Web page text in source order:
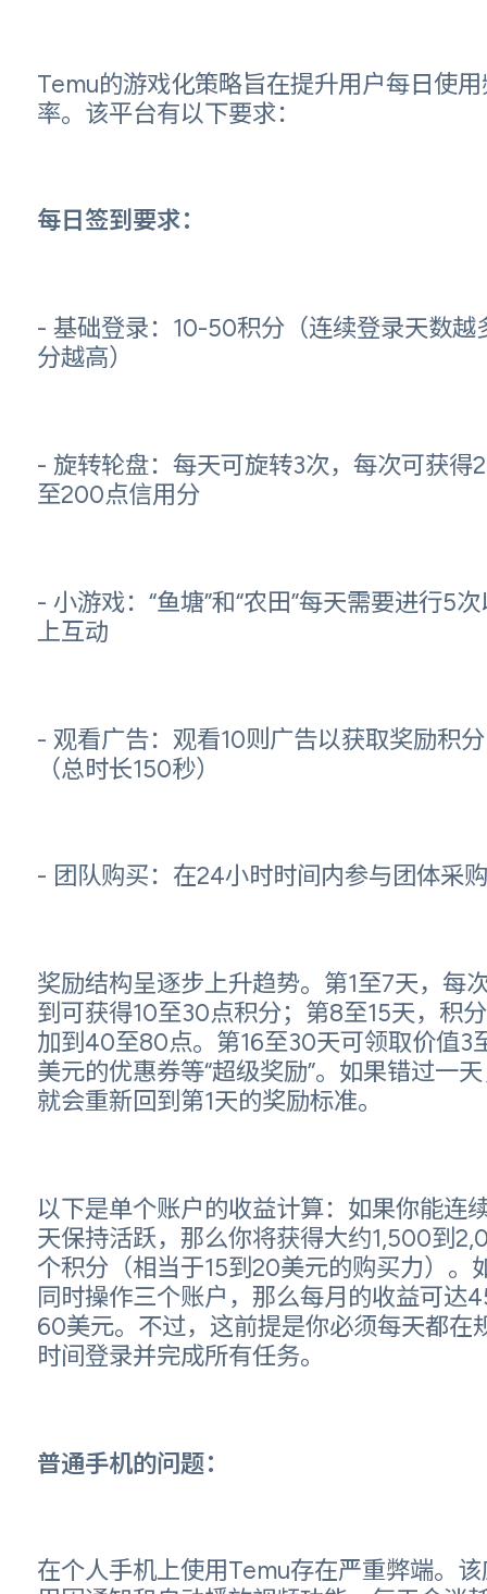
Temu的游戏化策略旨在提升用户每日使用
率。该平台有以下要求：
每日签到要求：
- 基础登录：10-50积分（连续登录天数越
分越高）
- 旋转轮盘：每天可旋转3次，每次可获得
至200点信用分
- 小游戏：“鱼塘”和“农田”每天需要进行5次
上互动
- 观看广告：观看10则广告以获取奖励积分
（总时长150秒）
- 团队购买：在24小时时间内参与团体采购
奖励结构呈逐步上升趋势。第1至7天，每
到可获得10至30点积分；第8至15天，积
加到40至80点。第16至30天可领取价值3
美元的优惠券等“超级奖励”。如果错过一
就会重新回到第1天的奖励标准。
以下是单个账户的收益计算：如果你能连
天保持活跃，那么你将获得大约1,500到
个积分（相当于15到20美元的购买力）。
同时操作三个账户，那么每月的收益可达
60美元。不过，这前提是你必须每天都在
时间登录并完成所有任务。
普通手机的问题：
在个人手机上使用Temu存在严重弊端。该